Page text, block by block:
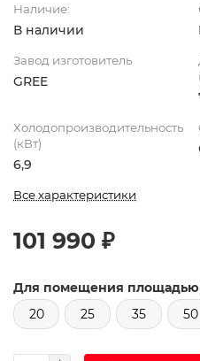
Наличие:
В наличии
Завод изготовитель
GREE
Холодопроизводительность
(кВт)
6,9
Все характеристики
101 990 ₽
Для помещения площадью
20
25 35 50